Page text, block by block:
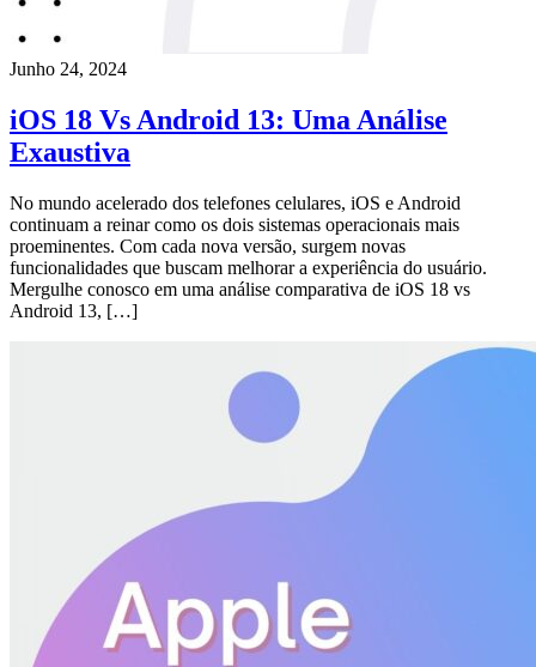
Junho 24, 2024
iOS 18 Vs Android 13: Uma Análise
Exaustiva
No mundo acelerado dos telefones celulares, iOS e Android
continuam a reinar como os dois sistemas operacionais mais
proeminentes. Com cada nova versão, surgem novas
funcionalidades que buscam melhorar a experiência do usuário.
Mergulhe conosco em uma análise comparativa de iOS 18 vs
Android 13, […]